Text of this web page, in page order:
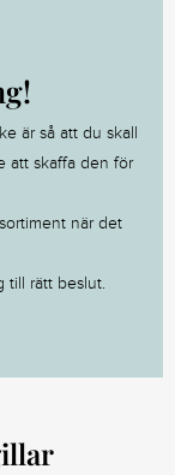
är så att du skall
att skaffa den för
när det
till rätt beslut.